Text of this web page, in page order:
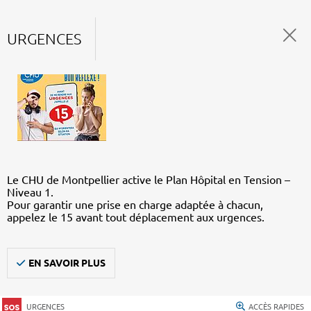
URGENCES
Le CHU de Montpellier active le Plan Hôpital en Tension –
Niveau 1.
Pour garantir une prise en charge adaptée à chacun,
appelez le 15 avant tout déplacement aux urgences.
EN SAVOIR PLUS
URGENCES ACCÈS RAPIDES